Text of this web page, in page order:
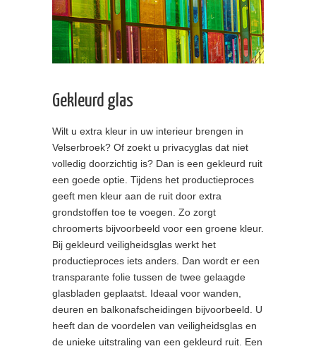
Gekleurd glas
Wilt u extra kleur in uw interieur brengen in
Velserbroek? Of zoekt u privacyglas dat niet
volledig doorzichtig is? Dan is een gekleurd ruit
een goede optie. Tijdens het productieproces
geeft men kleur aan de ruit door extra
grondstoffen toe te voegen. Zo zorgt
chroomerts bijvoorbeeld voor een groene kleur.
Bij gekleurd veiligheidsglas werkt het
productieproces iets anders. Dan wordt er een
transparante folie tussen de twee gelaagde
glasbladen geplaatst. Ideaal voor wanden,
deuren en balkonafscheidingen bijvoorbeeld. U
heeft dan de voordelen van veiligheidsglas en
de unieke uitstraling van een gekleurd ruit. Een